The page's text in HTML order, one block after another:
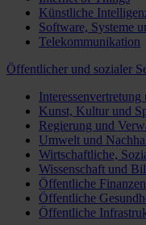
Künstliche
Software, Systeme
Telekommunikation
Öffentlicher und sozialer
Kunst, Kultur und
Regierung und
Umwelt und
Wirtschaftliche,
Wissenschaft und
Öffentliche Finanzen
Öffentliche
Öffentliche